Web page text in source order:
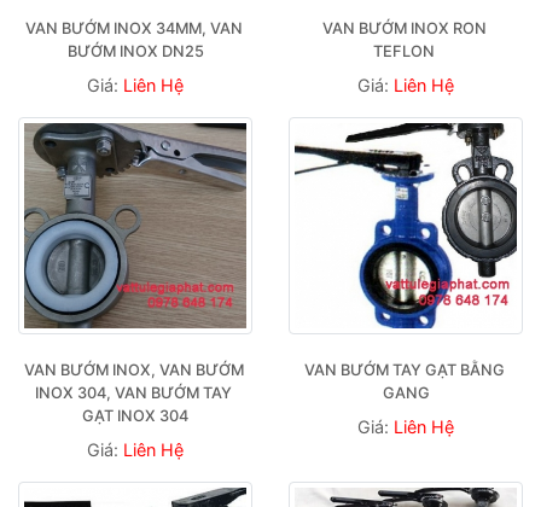
VAN BƯỚM INOX 34MM, VAN
BƯỚM INOX DN25
Giá: Liên Hệ
VAN BƯỚM INOX RON
TEFLON
Giá: Liên Hệ
VAN BƯỚM INOX, VAN BƯỚM
INOX 304, VAN BƯỚM TAY
GẠT INOX 304
Giá: Liên Hệ
VAN BƯỚM TAY GẠT BẰNG
GANG
Giá: Liên Hệ